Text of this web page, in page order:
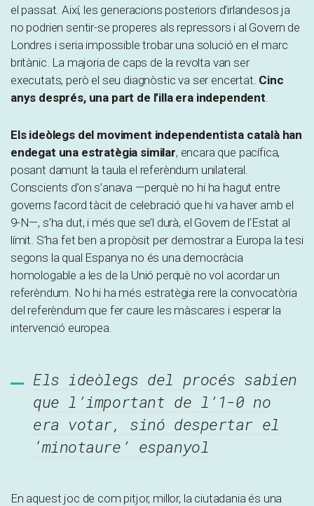
el passat. Així, les generacions posteriors d’irlandesos ja
no podrien sentir-se properes als repressors i al Govern de
Londres i seria impossible trobar una solució en el marc
britànic. La majoria de caps de la revolta van ser
executats, però el seu diagnòstic va ser encertat. Cinc
anys després, una part de l’illa era independent.
Els ideòlegs del moviment independentista català han
endegat una estratègia similar, encara que pacífica,
posant damunt la taula el referèndum unilateral.
Conscients d’on s’anava —perquè no hi ha hagut entre
governs l’acord tàcit de celebració que hi va haver amb el
9-N—, s’ha dut, i més que se’l durà, el Govern de l’Estat al
límit. S’ha fet ben a propòsit per demostrar a Europa la tesi
segons la qual Espanya no és una democràcia
homologable a les de la Unió perquè no vol acordar un
referèndum. No hi ha més estratègia rere la convocatòria
del referèndum que fer caure les màscares i esperar la
intervenció europea.
Els ideòlegs del procés sabien
que l’important de l’1-0 no
era votar, sinó despertar el
‘minotaure’ espanyol
En aquest joc de com pitjor, millor, la ciutadania és una